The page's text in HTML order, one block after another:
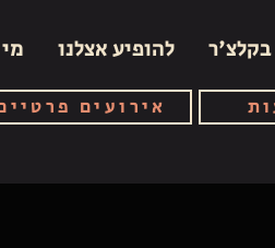
בקלצ'ר להופיע אצלנו
אירועים